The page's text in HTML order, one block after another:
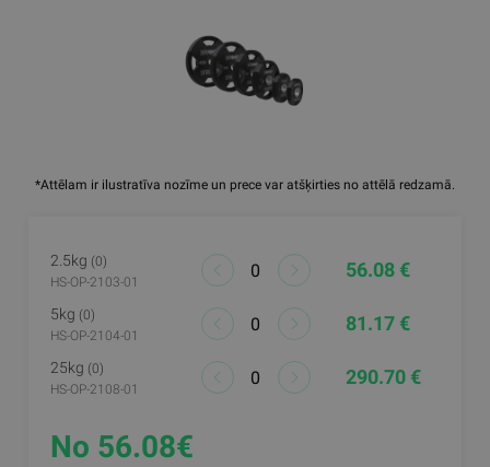
*Attēlam ir ilustratīva nozīme un prece var atšķirties no attēlā redzamā.
2.5kg (0)
HS-OP-2103-01
56.08 €
5kg (0)
HS-OP-2104-01
81.17 €
25kg (0)
HS-OP-2108-01
290.70 €
No 56.08€